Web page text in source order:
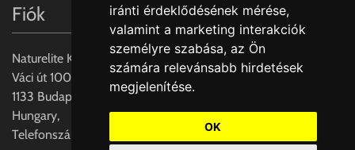
iránti érdeklődésének mérése,
valamint a marketing interakciók
személyre szabása, az Ön
számára relevánsabb hirdetések
megjelenítése.
OK
Egyéb leírások:
Budapesti szállítások:
1, Budapestre kért szállítás esetén az általános szállítás
helyett időre történő extra szállítás kérése is lehetséges
egyedi áron. A szállítás megbeszélt időablakban lehetőség
szerint 1 órás intervallumon belüli pontos időpont
megjelöléssel kérhető munkanapokon 09.00 - 15.00 között.
Naturelite Kft,
Váci út 100.,
1133 Budapest,
Hungary,
Telefonszám: +(36) 70-427-3837
Fiók